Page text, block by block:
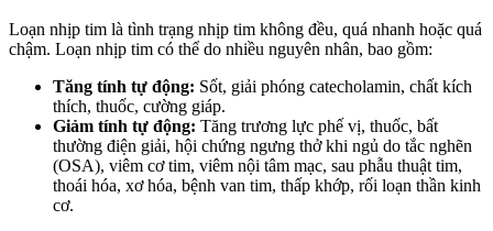
Loạn nhịp tim là tình trạng nhịp tim không đều, quá nhanh hoặc quá
chậm. Loạn nhịp tim có thể do nhiều nguyên nhân, bao gồm:
Tăng tính tự động: Sốt, giải phóng catecholamin, chất kích
thích, thuốc, cường giáp.
Giảm tính tự động: Tăng trương lực phế vị, thuốc, bất
thường điện giải, hội chứng ngưng thở khi ngủ do tắc nghẽn
(OSA), viêm cơ tim, viêm nội tâm mạc, sau phẫu thuật tim,
thoái hóa, xơ hóa, bệnh van tim, thấp khớp, rối loạn thần kinh
cơ.